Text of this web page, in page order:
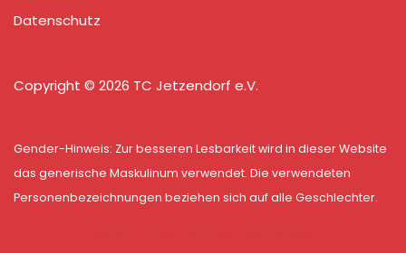
Datenschutz
Copyright © 2026 TC Jetzendorf e.V.
Gender-Hinweis: Zur besseren Lesbarkeit wird in dieser Website
das generische Maskulinum verwendet. Die verwendeten
Personenbezeichnungen beziehen sich auf alle Geschlechter.